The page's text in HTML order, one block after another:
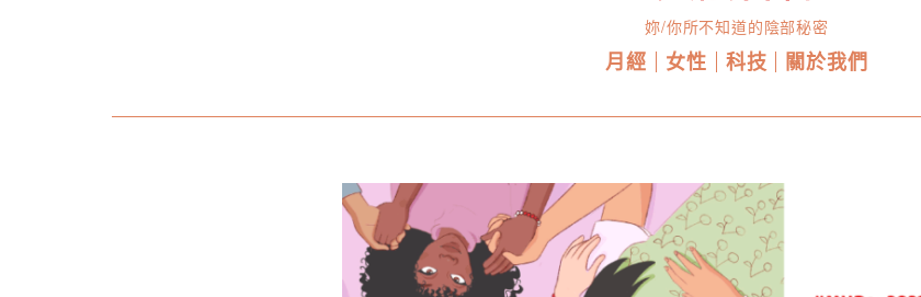
妳/你所不知道的陰部秘密
月經 女性 科技 關於我們